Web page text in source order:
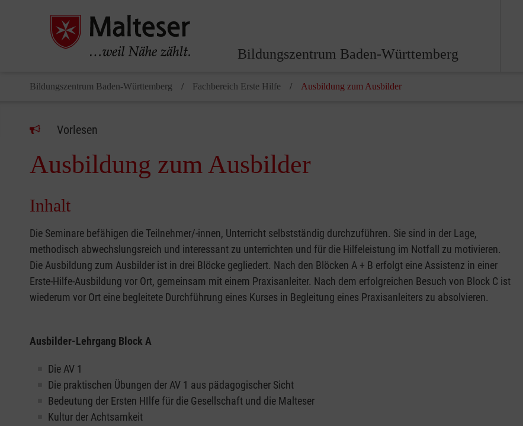
Bildungszentrum Baden-Württemberg
Bildungszentrum Baden-Württemberg Fachbereich Erste Hilfe Ausbildung zum Ausbilder
Vorlesen
Ausbildung zum Ausbilder
Inhalt
Die Seminare befähigen die Teilnehmer/-innen, Unterricht selbstständig durchzuführen. Sie sind in der Lage,
methodisch abwechslungsreich und interessant zu unterrichten und für die Hilfeleistung im Notfall zu motivieren.
Die Ausbildung zum Ausbilder ist in drei Blöcke gegliedert. Nach den Blöcken A + B erfolgt eine Assistenz in einer
Erste-Hilfe-Ausbildung vor Ort, gemeinsam mit einem Praxisanleiter. Nach dem erfolgreichen Besuch von Block C ist
wiederum vor Ort eine begleitete Durchführung eines Kurses in Begleitung eines Praxisanleiters zu absolvieren.
Ausbilder-Lehrgang Block A
Die AV 1
Die praktischen Übungen der AV 1 aus pädagogischer Sicht
Bedeutung der Ersten HIlfe für die Gesellschaft und die Malteser
Kultur der Achtsamkeit